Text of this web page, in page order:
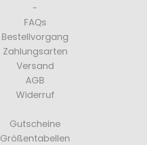
FAQs
Bestellvorgang
Zahlungsarten
Versand
AGB
Widerruf
Gutscheine
Größentabellen